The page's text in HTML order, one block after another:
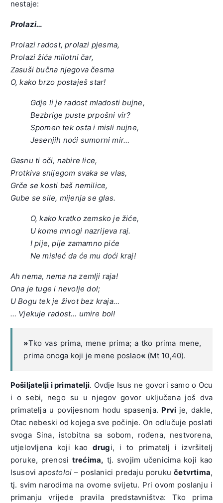
nestaje:
Prolazi…
Prolazi radost, prolazi pjesma,
Prolazi žića milotni čar,
Zasuši bučna njegova česma
O, kako brzo postaješ star!
Gdje li je radost mladosti bujne,
Bezbrige puste prpošni vir?
Spomen tek osta i misli nujne,
Jesenjih noći sumorni mir…
Gasnu ti oči, nabire lice,
Protkiva snijegom svaka se vlas,
Grče se kosti baš nemilice,
Gube se sile, mijenja se glas.
O, kako kratko zemsko je žiće,
U kome mnogi nazrijeva raj.
I pije, pije zamamno piće
Ne misleć da će mu doći kraj!
Ah nema, nema na zemlji raja!
Ona je tuge i nevolje dol;
U Bogu tek je život bez kraja…
… Vjekuje radost… umire bol!
»Tko vas prima, mene prima; a tko prima mene,
prima onoga koji je mene poslao« (Mt 10,40).
Pošiljatelji i primatelji. Ovdje Isus ne govori samo o Ocu
i o sebi, nego su u njegov govor uključena još dva
primatelja u povijesnom hodu spasenja. Prvi je, dakle,
Otac nebeski od kojega sve počinje. On odlučuje poslati
svoga Sina, istobitna sa sobom, rođena, nestvorena,
utjelovljena koji kao drugi, i to primatelj i izvršitelj
poruke, prenosi trećima, tj. svojim učenicima koji kao
Isusoviapostoloi– poslanici predaju porukučetvrtima,
tj. svim narodima na ovome svijetu. Pri ovom poslanju i
primanju vrijede pravila predstavništva: Tko prima